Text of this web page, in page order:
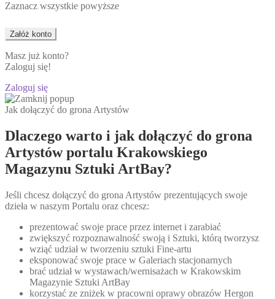
Zaznacz wszystkie powyższe
Masz już konto?
Zaloguj się!
Zaloguj się
Jak dołączyć do grona Artystów
Dlaczego warto i jak dołączyć do grona
Artystów portalu Krakowskiego
Magazynu Sztuki ArtBay?
Jeśli chcesz dołączyć do grona Artystów prezentujących swoje
dzieła w naszym Portalu oraz chcesz:
prezentować swoje prace przez internet i zarabiać
zwiększyć rozpoznawalność swoją i Sztuki, którą tworzysz
wziąć udział w tworzeniu sztuki Fine-artu
eksponować swoje prace w Galeriach stacjonarnych
brać udział w wystawach/wernisażach w Krakowskim
Magazynie Sztuki ArtBay
korzystać ze zniżek w pracowni oprawy obrazów Hergon